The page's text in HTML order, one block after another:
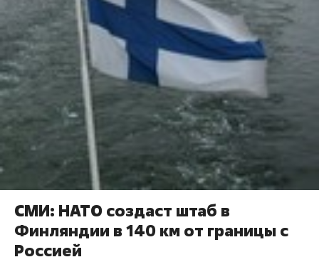
СМИ: НАТО создаст штаб в
Финляндии в 140 км от границы с
Россией